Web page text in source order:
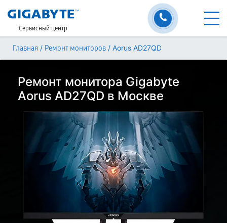
Сервисный центр
Главная / Ремонт мониторов / Aorus AD27QD
Ремонт монитора Gigabyte
Aorus AD27QD в Москве